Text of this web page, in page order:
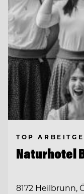
TOP
Naturhotel
8172 Heilbrunn,